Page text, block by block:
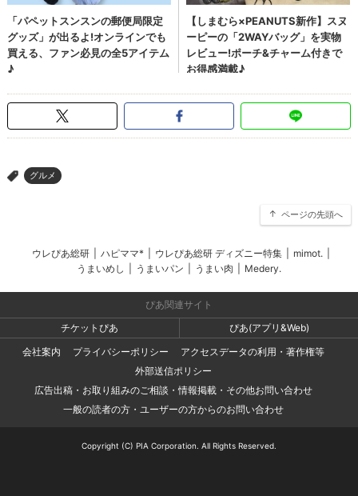
> グルメ
ページの先頭へ
ウレぴあ総研 ハピママ* ウレぴあ総研 ディズニー特集 mimot.
うまいめし
うまいパン うまい肉 Medery.
ぴあ関連サイト
チケットぴあ
ぴあ(アプリ&Web)
会社案内
プライバシーポリシー
アクセスデータの利用・著作権等
外部送信ポリシー
広告出稿・お取り組みのご相談・情報掲載・その他お問い合わせ
一般の読者の方・ユーザーの方からのお問い合わせ
Copyright (C) PIA Corporation. All Rights Reserved.